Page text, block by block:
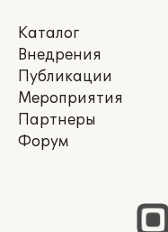
Каталог
Внедрения
Публикации
Мероприятия
Партнеры
Форум